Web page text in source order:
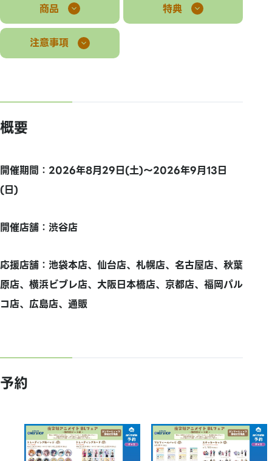
商品 特典
注意事項
概要
開催期間：2026年8月29日(土)～2026年9月13日
(日)
開催店舗：渋谷店
応援店舗：池袋本店、仙台店、札幌店、名古屋店、秋葉
原店、横浜ビブレ店、大阪日本橋店、京都店、福岡パル
コ店、広島店、通販
予約